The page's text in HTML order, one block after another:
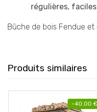
régulières,
Bûche de bois Fendue
Produits similaires
-40.00 €